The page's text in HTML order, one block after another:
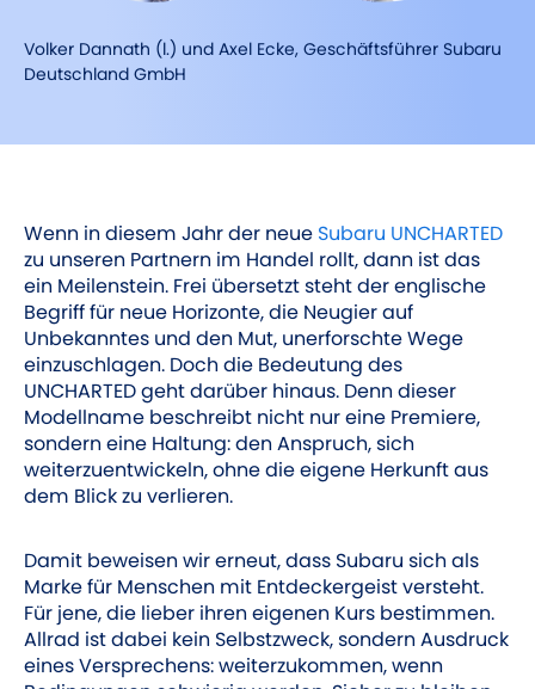
Volker Dannath (l.) und Axel Ecke, Geschäftsführer Subaru
Deutschland GmbH
Wenn in diesem Jahr der neue Subaru UNCHARTED
zu unseren Partnern im Handel rollt, dann ist das
ein Meilenstein. Frei übersetzt steht der englische
Begriff für neue Horizonte, die Neugier auf
Unbekanntes und den Mut, unerforschte Wege
einzuschlagen. Doch die Bedeutung des
UNCHARTED geht darüber hinaus. Denn dieser
Modellname beschreibt nicht nur eine Premiere,
sondern eine Haltung: den Anspruch, sich
weiterzuentwickeln, ohne die eigene Herkunft aus
dem Blick zu verlieren.
Damit beweisen wir erneut, dass Subaru sich als
Marke für Menschen mit Entdeckergeist versteht.
Für jene, die lieber ihren eigenen Kurs bestimmen.
Allrad ist dabei kein Selbstzweck, sondern Ausdruck
eines Versprechens: weiterzukommen, wenn